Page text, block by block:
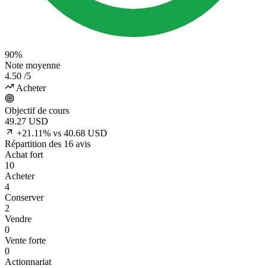
90%
Note moyenne
4.50 /5
Acheter
Objectif de cours
49.27 USD
+21.11% vs 40.68 USD
Répartition des 16 avis
Achat fort
10
Acheter
4
Conserver
2
Vendre
0
Vente forte
0
Actionnariat